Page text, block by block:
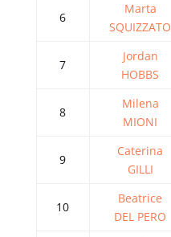
6
Marta
SQUIZZATO
7
Jordan
HOBBS
8
Milena
MIONI
9
Caterina
GILLI
10
Beatrice
DEL PERO